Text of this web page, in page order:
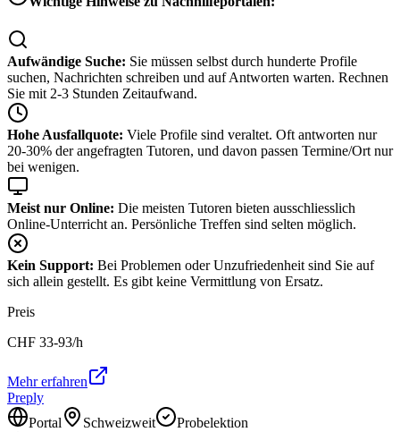
Aufwändige Suche: Sie müssen selbst durch hunderte Profile
suchen, Nachrichten schreiben und auf Antworten warten. Rechnen
Sie mit 2-3 Stunden Zeitaufwand.
Hohe Ausfallquote: Viele Profile sind veraltet. Oft antworten nur
20-30% der angefragten Tutoren, und davon passen Termine/Ort nur
bei wenigen.
Meist nur Online: Die meisten Tutoren bieten ausschliesslich
Online-Unterricht an. Persönliche Treffen sind selten möglich.
Kein Support: Bei Problemen oder Unzufriedenheit sind Sie auf
sich allein gestellt. Es gibt keine Vermittlung von Ersatz.
Preis
CHF 33-93/h
Mehr erfahren
Preply
Portal
Schweizweit
Probelektion